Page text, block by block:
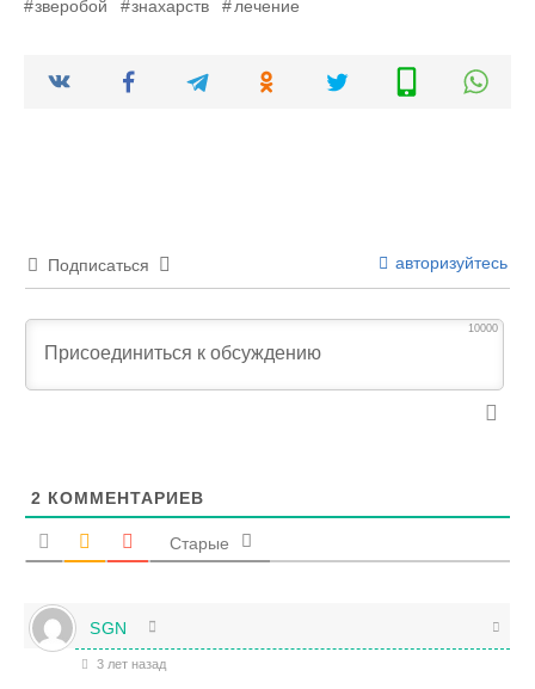
зверобой знахарств лечение
Подписаться авторизуйтесь
10000
2 КОММЕНТАРИЕВ
Старые
SGN
3 лет назад